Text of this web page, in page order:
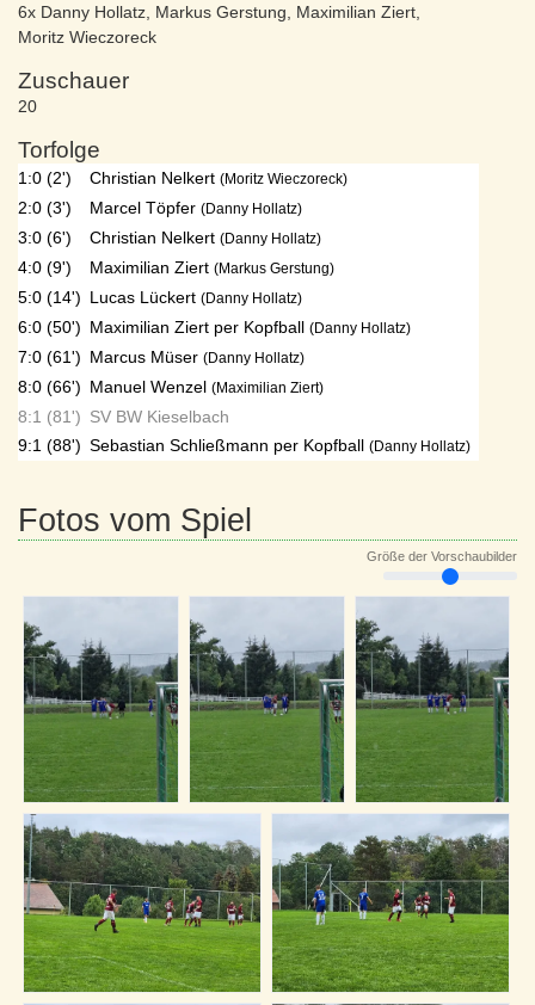
6x Danny Hollatz Markus Gerstung Maximilian Ziert
Moritz Wieczoreck
Zuschauer
20
Torfolge
1:0 (2') Christian Nelkert (Moritz Wieczoreck)
2:0 (3') Marcel Töpfer (Danny Hollatz)
3:0 (6') Christian Nelkert (Danny Hollatz)
4:0 (9') Maximilian Ziert (Markus Gerstung)
5:0 (14') Lucas Lückert (Danny Hollatz)
6:0 (50') Maximilian Ziert per Kopfball (Danny Hollatz)
7:0 (61') Marcus Müser (Danny Hollatz)
8:0 (66') Manuel Wenzel (Maximilian Ziert)
8:1 (81') SV BW Kieselbach
9:1 (88') Sebastian Schließmann per Kopfball (Danny Hollatz)
Fotos vom Spiel
Größe der Vorschaubilder